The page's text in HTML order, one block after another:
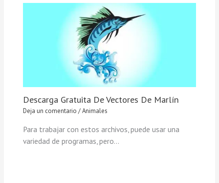
Descarga Gratuita De Vectores De Marlín
Deja un comentario /Animales
Para trabajar con estos archivos, puede usar una
variedad de programas, pero…